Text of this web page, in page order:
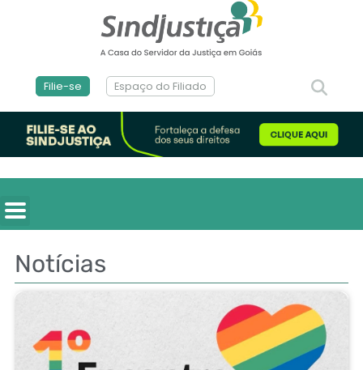
Filie-se Espaço do Filiado
Notícias